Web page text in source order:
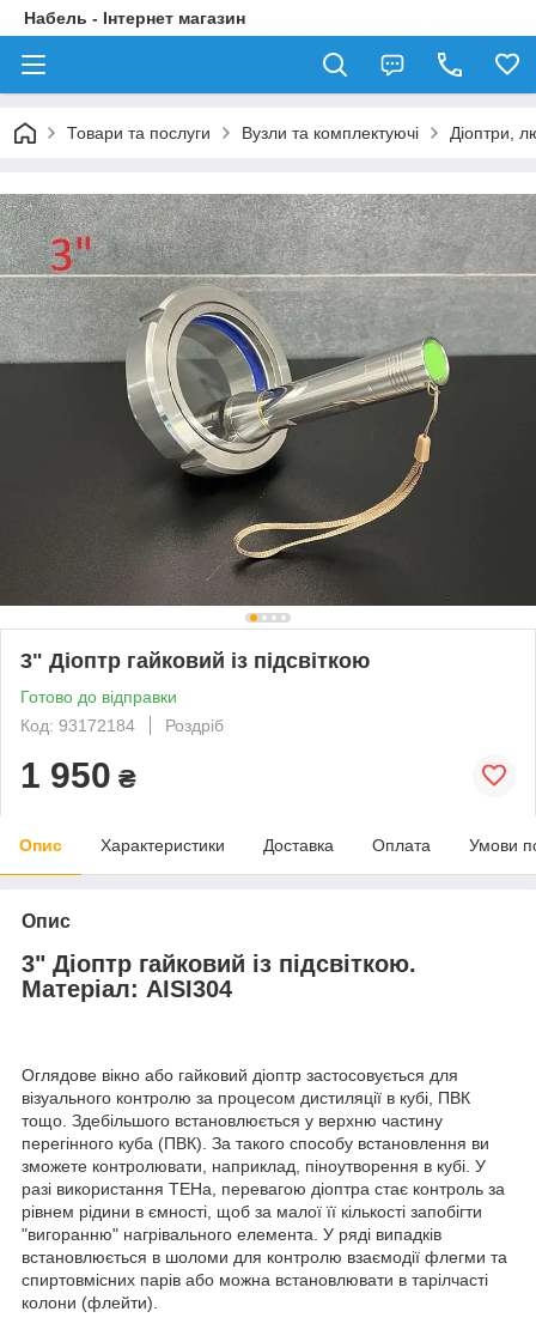
Набель - Інтернет магазин
Товари та послуги Вузли та комплектуючі Діоптри,
3" Діоптр гайковий із підсвіткою
Готово до відправки
Код: 93172184
Роздріб
1 950 ₴
Опис Характеристики Доставка Оплата Умови
Опис
3" Діоптр гайковий із підсвіткою.
Матеріал: AISI304
Оглядове вікно або гайковий діоптр застосовується для
візуального контролю за процесом дистиляції в кубі, ПВК
тощо. Здебільшого встановлюється у верхню частину
перегінного куба (ПВК). За такого способу встановлення ви
зможете контролювати, наприклад, піноутворення в кубі. У
разі використання ТЕНа, перевагою діоптра стає контроль за
рівнем рідини в ємності, щоб за малої її кількості запобігти
"вигоранню" нагрівального елемента. У ряді випадків
встановлюється в шоломи для контролю взаємодії флегми та
спиртовмісних парів або можна встановлювати в тарілчасті
колони (флейти).